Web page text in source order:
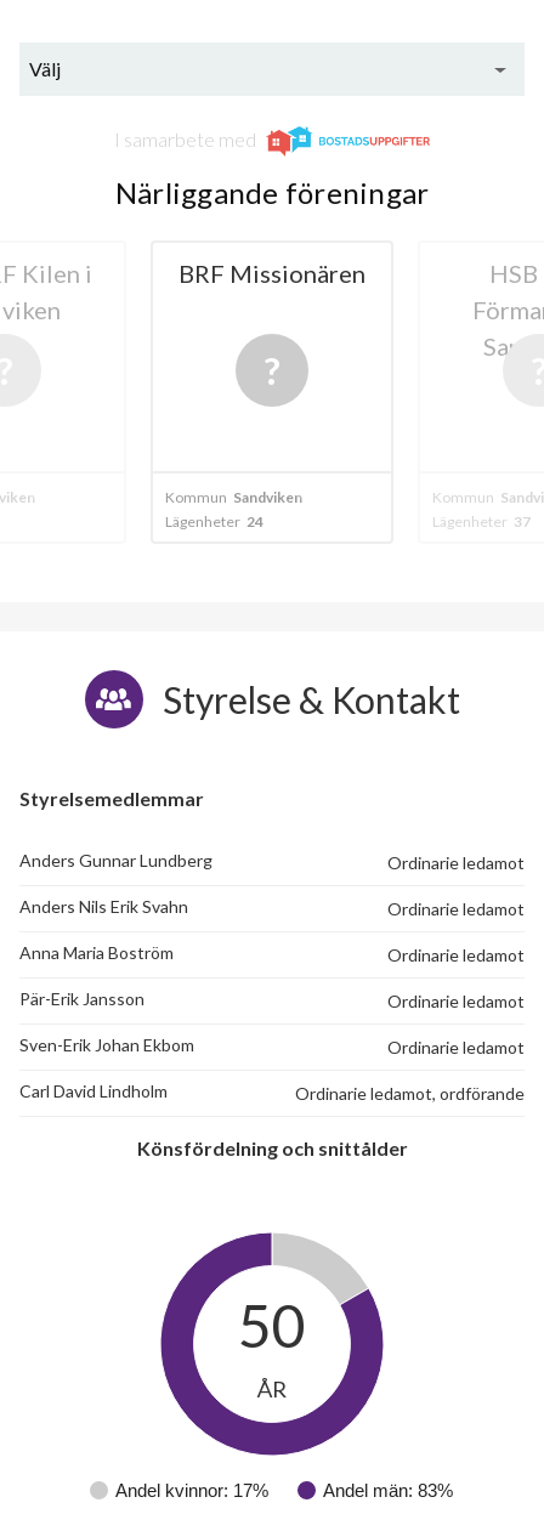
Välj
I samarbete med
Närliggande föreningar
Kilen i
BRF Missionären
Kommun Sandviken
Lägenheter 24
HSB
Kommun
Lägenheter 37
Styrelse & Kontakt
Styrelsemedlemmar
Anders Gunnar Lundberg Ordinarie ledamot
Anders Nils Erik Svahn Ordinarie ledamot
Anna Maria Boström Ordinarie ledamot
Pär-Erik Jansson Ordinarie ledamot
Sven-Erik Johan Ekbom Ordinarie ledamot
Carl David Lindholm Ordinarie ledamot, ordförande
Könsfördelning och snittålder
Andel kvinnor: 17% Andel män: 83%
50
ÅR